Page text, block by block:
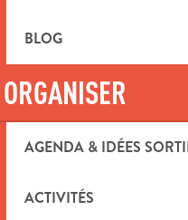
BLOG
ORGANISER
AGENDA & IDÉES
ACTIVITÉS
printemps sous le soleil
culturelles et
regorge d’idées de
et grands.
de nature ou
d’activités à ne
Pâques à Aubagne et